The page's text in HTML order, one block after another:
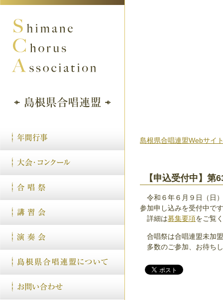
島根県合唱連盟Webサイ
【申込受付中】第
令和６年６月９日（日
参加申し込みを受付中で
詳細は募集要項をご覧
合唱祭は合唱連盟未加
多数のご参加、お待ち